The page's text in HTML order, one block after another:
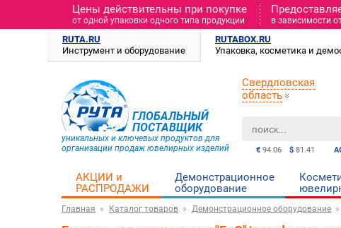
Цены действительны при покупке
от одной упаковки одного типа продукции в зависимости
RUTA.RU
Инструмент и оборудование
RUTABOX.RU
Упаковка, косметика и
ГЛОБАЛЬНЫЙ
ПОСТАВЩИК
уникальных и ключевых продуктов для
организации продаж ювелирных изделий
€ 94.06 $ 81.41
Свердловская
область
АКЦИИ и
РАСПРОДАЖИ
Демонстрационное
оборудование
Главная Каталог товаров Демонстрационное оборудование